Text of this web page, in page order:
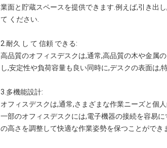
業面と貯蔵スペースを提供できます.例えば,引き出
て ください.
2.耐久 し て 信頼 できる:
高品質のオフィスデスクは,通常,高品質の木や金属
し,安定性や負荷容量も良い同時に,デスクの表面は,
3.多機能設計:
オフィスデスクは,通常,さまざまな作業ニーズと個
一部のオフィスデスクには,電子機器の接続を容易
の高さを調整して快適な作業姿勢を保つことがで